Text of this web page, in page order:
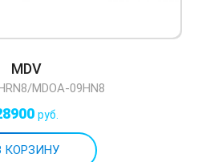
MDV
MDOA-09HN8
руб.